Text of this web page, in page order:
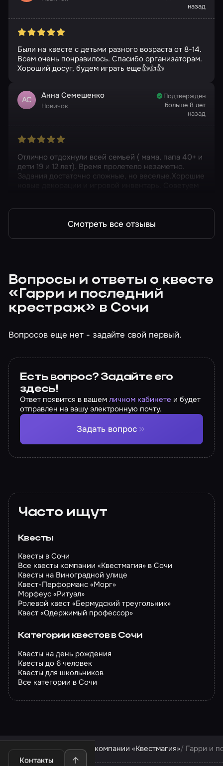
назад
Были на квесте с детьми разного возраста от 8-14.
Всем очень понравилось. Спасибо организаторам.
Хороший досуг, будем играть еще👍👍👍
АС Анна Семешенко
Новичок
Подтвержден
больше 8 лет
назад
Отлично отдохнули всей семьей ( мама, папа 40+ и
дети 19 и 12 лет). Время пролетело незаметно.
Задания достаточно сложные, но веселые.Хорошие
Смотреть все отзывы
Вопросы и ответы о квесте
«Гарри и последний
крестраж» в Сочи
Вопросов еще нет - задайте свой первый.
Есть вопрос? Задайте его
здесь!
Ответ появится в вашемличном кабинете и будет
отправлен на вашу электронную почту.
Задать вопрос
Часто ищут
Квесты
Квесты в Сочи
Все квесты компании «Квестмагия» в Сочи
Квесты на Виноградной улице
Квест-Перформанс «Морг»
Морфеус «Ритуал»
Ролевой квест «Бермудский треугольник»
Квест «Одержимый профессор»
Категории квестов в Сочи
Квесты на день рождения
Квесты до 6 человек
Квесты для школьников
Все категории в Сочи
Контакты
Квесты в Сочи Квесты компании «Квестмагия» Гарри и